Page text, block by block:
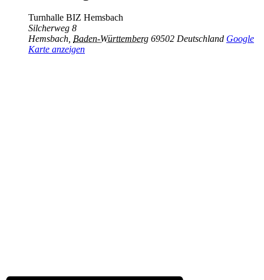
Turnhalle BIZ Hemsbach
Silcherweg 8
Hemsbach, Baden-Württemberg 69502 Deutschland Google
Karte anzeigen